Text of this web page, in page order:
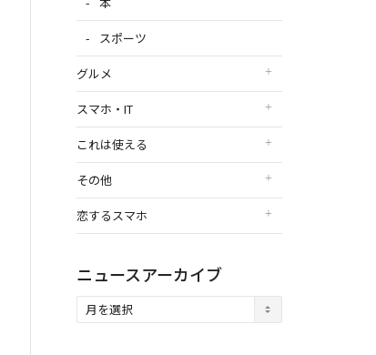
スポーツ
グルメ
スマホ・IT
これは使える
その他
恋するスマホ
ニュースアーカイブ
ュ